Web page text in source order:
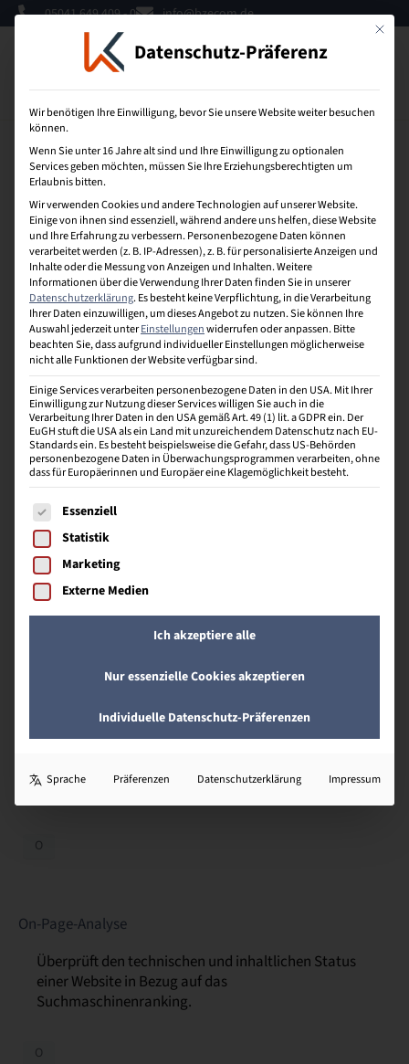
05041 649 409 - 0 info@bzecom.de
Organisationsentwicklung
Ist ein langfristig angelegter, umfassender
Entwicklungs- und Veränderungsprozess von
Organisationen und den in ihnen tätigen Menschen.
Der Prozess beruht auf dem Lernen aller Betroffenen
durch direkte Mitwirkung und praktische Erfahrung.
Ziele bestehen in der gleichzeitigen Verbesserung der
Leistungsfähigkeit der Organisation (Produktivität)
und der Qualität des Arbeitslebens (Humanität).
O
Operations Research
Geplante, geregelte Vorgehensweise zur Realisierung
von Zielen durch Planung, Integration und
Koordination von Produktionsfaktoren (Arbeit,
Boden, Kapital).
einer Erhebung von Einflüssen der Personen, die die
O
On-Page-Analyse
Überprüft den technischen und inhaltlichen Status
einer Website in Bezug auf das
Suchmaschinenranking.
O
Mit
Datenschutz-Präferenz
Wir benötigen Ihre Einwilligung, bevor Sie unsere Website weiter besuchen
können.
Wenn Sie unter 16 Jahre alt sind und Ihre Einwilligung zu optionalen
Services geben möchten, müssen Sie Ihre Erziehungsberechtigten um
Erlaubnis bitten.
Wir verwenden Cookies und andere Technologien auf unserer Website.
Einige von ihnen sind essenziell, während andere uns helfen, diese Website
und Ihre Erfahrung zu verbessern.Personenbezogene Daten können
verarbeitet werden (z. B. IP-Adressen), z. B. für personalisierte Anzeigen und
Inhalte oder die Messung von Anzeigen und Inhalten.Weitere
Informationen über die Verwendung Ihrer Daten finden Sie in unserer
Datenschutzerklärung.Es besteht keine Verpflichtung, in die Verarbeitung
Ihrer Daten einzuwilligen, um dieses Angebot zu nutzen.Sie können Ihre
Auswahl jederzeit unterEinstellungenwiderrufen oder anpassen.Bitte
beachten Sie, dass aufgrund individueller Einstellungen möglicherweise
nicht alle Funktionen der Website verfügbar sind.
Einige Services verarbeiten personenbezogene Daten in den USA. Mit Ihrer
Einwilligung zur Nutzung dieser Services willigen Sie auch in die
Verarbeitung Ihrer Daten in den USA gemäß Art. 49 (1) lit. a GDPR ein. Der
EuGH stuft die USA als ein Land mit unzureichendem Datenschutz nach EU-
Standards ein. Es besteht beispielsweise die Gefahr, dass US-Behörden
personenbezogene Daten in Überwachungsprogrammen verarbeiten, ohne
dass für Europäerinnen und Europäer eine Klagemöglichkeit besteht.
Es folgt eine Liste der Service-Gruppen, für die eine
Essenziell
Statistik
Marketing
Externe Medien
Ich akzeptiere alle
Nur essenzielle Cookies akzeptieren
Individuelle Datenschutz-Präferenzen
Sprache Präferenzen Datenschutzerklärung Impressum